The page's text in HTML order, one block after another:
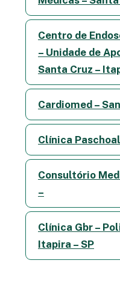
Centro de
– Unidade de
Santa Cruz –
Cardiomed –
Clínica
Consultório
–
Clínica Gbr –
Itapira – SP